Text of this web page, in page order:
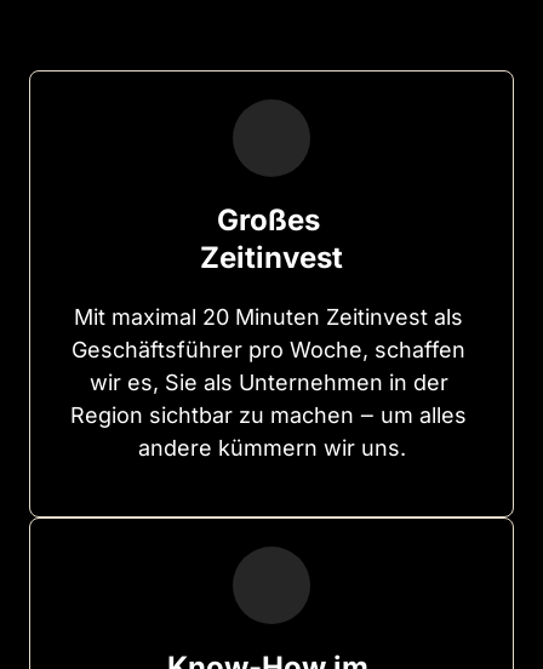
Großes
Zeitinvest
Mit maximal 20 Minuten Zeitinvest
Geschäftsführer pro Woche,
wir es, Sie als Unternehmen in
der
Region sichtbar zu machen ‒ um
andere kümmern wir uns.